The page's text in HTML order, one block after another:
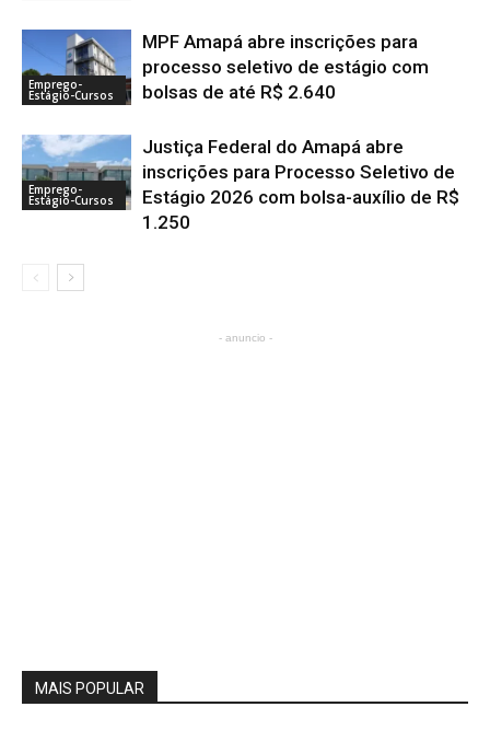
Emprego-
Estágio-Cursos
MPF Amapá abre inscrições para
processo seletivo de estágio com
bolsas de até R$ 2.640
Emprego-
Estágio-Cursos
Justiça Federal do Amapá abre
inscrições para Processo Seletivo de
Estágio 2026 com bolsa-auxílio de R$
1.250
- anuncio -
MAIS POPULAR